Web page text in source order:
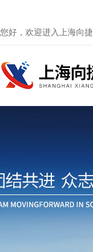
您好，欢迎进入上海向